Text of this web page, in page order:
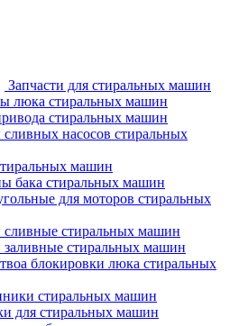
Запчасти для стиральных машин
люка стиральных машин
стиральных машин
насосов стиральных
машин
бака стиральных машин
для моторов стиральных
стиральных машин
стиральных машин
блокировки люка стиральных
стиральных машин
для стиральных машин